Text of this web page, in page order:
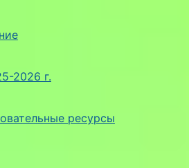
2026 г.
ресурсы